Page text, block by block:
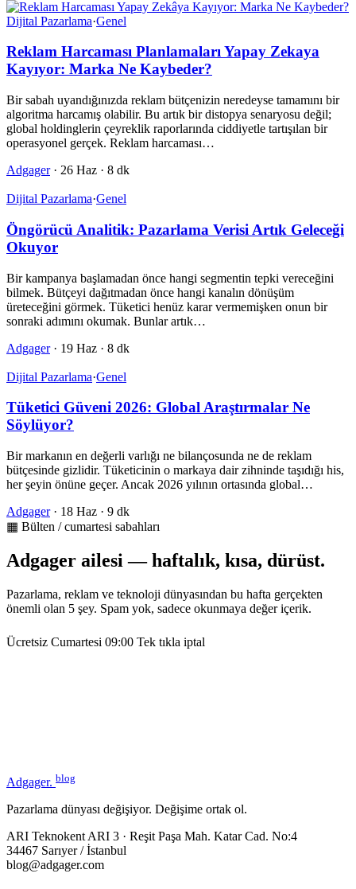
Dijital Pazarlama·Genel
Reklam Harcaması Planlamaları Yapay Zekaya
Kayıyor: Marka Ne Kaybeder?
Bir sabah uyandığınızda reklam bütçenizin neredeyse tamamını bir
algoritma harcamış olabilir. Bu artık bir distopya senaryosu değil;
global holdinglerin çeyreklik raporlarında ciddiyetle tartışılan bir
operasyonel gerçek. Reklam harcaması…
Adgager · 26 Haz · 8 dk
Dijital Pazarlama·Genel
Öngörücü Analitik: Pazarlama Verisi Artık Geleceği
Okuyor
Bir kampanya başlamadan önce hangi segmentin tepki vereceğini
bilmek. Bütçeyi dağıtmadan önce hangi kanalın dönüşüm
üreteceğini görmek. Tüketici henüz karar vermemişken onun bir
sonraki adımını okumak. Bunlar artık…
Adgager · 19 Haz · 8 dk
Dijital Pazarlama·Genel
Tüketici Güveni 2026: Global Araştırmalar Ne
Söylüyor?
Bir markanın en değerli varlığı ne bilançosunda ne de reklam
bütçesinde gizlidir. Tüketicinin o markaya dair zihninde taşıdığı his,
her şeyin önüne geçer. Ancak 2026 yılının ortasında global…
Adgager · 18 Haz · 9 dk
▦ Bülten / cumartesi sabahları
Adgager ailesi — haftalık, kısa, dürüst.
Pazarlama, reklam ve teknoloji dünyasından bu hafta gerçekten
önemli olan 5 şey. Spam yok, sadece okunmaya değer içerik.
Ücretsiz Cumartesi 09:00 Tek tıkla iptal
Adgager. blog
Pazarlama dünyası değişiyor. Değişime ortak ol.
ARI Teknokent ARI 3 · Reşit Paşa Mah. Katar Cad. No:4
34467 Sarıyer / İstanbul
blog@adgager.com